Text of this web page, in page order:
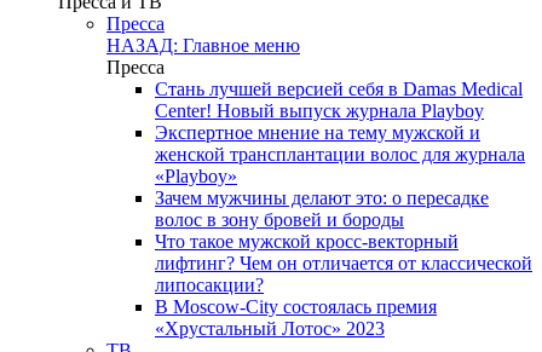
Пресса
НАЗАД: Главное меню
Пресса
Стань лучшей версией себя в Damas Medical
Center! Новый выпуск журнала Playboy
Экспертное мнение на тему мужской и
женской трансплантации волос для журнала
«Playboy»
Зачем мужчины делают это: о пересадке
волос в зону бровей и бороды
Что такое мужской кросс-векторный
лифтинг? Чем он отличается от классической
липосакции?
В Moscow-City состоялась премия
«Хрустальный Лотос» 2023